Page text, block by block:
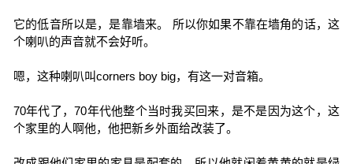
它的低音所以是，是靠墙来。 所以你如果不靠在墙角的话，这
个喇叭的声音就不会好听。
嗯，这种喇叭叫corners boy big，有这一对音箱。
70年代了，70年代他整个当时我买回来，是不是因为这个，这
个家里的人啊他，他把新乡外面给改装了。